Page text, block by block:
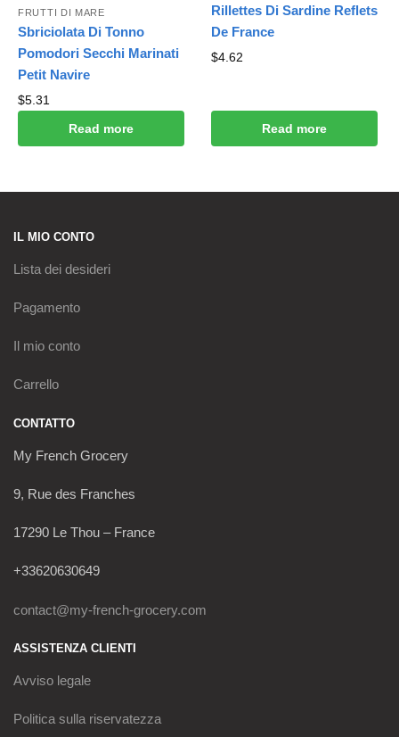
FRUTTI DI MARE
Sbriciolata Di Tonno
Pomodori Secchi Marinati
Petit Navire
$5.31
Read more
Rillettes Di Sardine Reflets
De France
$4.62
Read more
IL MIO CONTO
Lista dei desideri
Pagamento
Il mio conto
Carrello
CONTATTO
My French Grocery
9, Rue des Franches
17290 Le Thou – France
+33620630649
contact@my-french-grocery.com
ASSISTENZA CLIENTI
Avviso legale
Politica sulla riservatezza